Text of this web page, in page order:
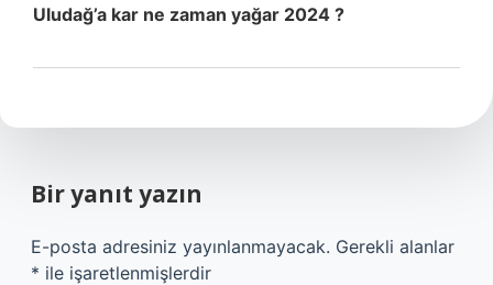
Uludağ’a kar ne zaman yağar 2024 ?
Bir yanıt yazın
E-posta adresiniz yayınlanmayacak. Gerekli alanlar
* ile işaretlenmişlerdir